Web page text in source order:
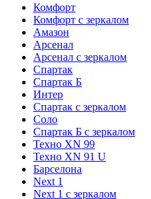
Комфорт
Комфорт с зеркалом
Амазон
Арсенал
Арсенал с зеркалом
Спартак
Спартак Б
Интер
Спартак с зеркалом
Соло
Спартак Б с зеркалом
Техно XN 99
Техно XN 91 U
Барселона
Next 1
Next 1 с зеркалом